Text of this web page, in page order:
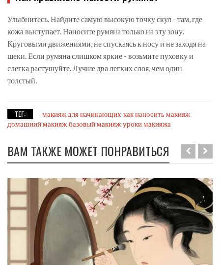
Улыбнитесь. Найдите самую высокую точку скул - там, где
кожа выступает. Наносите румяна только на эту зону.
Круговыми движениями, не спускаясь к носу и не заходя на
щеки. Если румяна слишком яркие - возьмите пуховку и
слегка растушуйте. Лучше два легких слоя, чем один
толстый.
ТЕГ: макияж для начинающих как наносить макияж
домашний макияж базовый макияж уроки макияжа
ВАМ ТАКЖЕ МОЖЕТ ПОНРАВИТЬСЯ